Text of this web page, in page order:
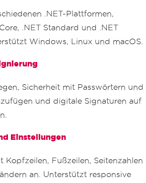
.NET-Plattformen,
.NET Standard und .NET
Windows, Linux und macOS.
Sicherheit mit Passwörtern und
und digitale Signaturen auf
Einstellungen
Kopfzeilen, Fußzeilen, Seitenzahlen
an. Unterstützt responsive